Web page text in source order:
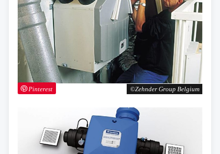
Zehnder Group Belgium
Pinterest